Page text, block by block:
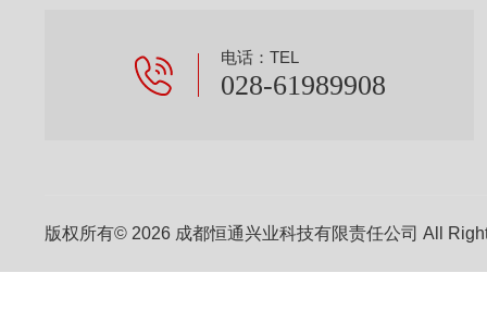
电话：TEL
028-61989908
版权所有© 2026 成都恒通兴业科技有限责任公司 All